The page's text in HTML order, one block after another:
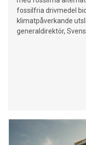
fossilfria drivmedel
klimatpåverkande
generaldirektör,